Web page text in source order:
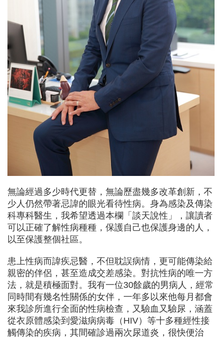
無論經過多少時代更替，無論歷盡幾多改革創新，不
少人仍然帶著忌諱的眼光看待性病。身為感染及傳染
科專科醫生，我希望透過本欄「談天說性」，讓讀者
可以正確了解性病種種，保護自己也保護身邊的人，
以至保護整個社區。
患上性病而諱疾忌醫，不但耽誤病情，更可能傳染給
親密的伴侶，甚至造成交差感染。對抗性病的唯一方
法，就是積極面對。我有一位30餘歲的男病人，經常
同時間有幾名性關係的女伴，一年多以來他每月都會
來我診所進行全面的性病檢查，又驗血又驗尿，涵蓋
從衣原體感染到愛滋病病毒（HIV）等十多種經性接
觸傳染的疾病，其間確診過兩次尿道炎，很快便治